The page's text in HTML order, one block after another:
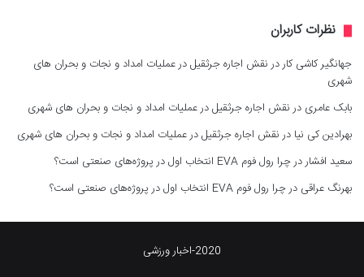
نظرات کاربران
جهانگیر کاشی کاردرنقش اجاره جرثقیل در عملیات امداد و نجات و بحران های
شهری
بابک عامری درنقش اجاره جرثقیل در عملیات امداد و نجات و بحران های شهری
بهرادین کی نیا درنقش اجاره جرثقیل در عملیات امداد و نجات و بحران های شهری
سعید افشاردرچرا رول فوم EVA انتخاب اول در پروژه‌های صنعتی است؟
بهرنگ عراقی درچرا رول فوم EVA انتخاب اول در پروژه‌های صنعتی است؟
2020-اخبار ورزشی